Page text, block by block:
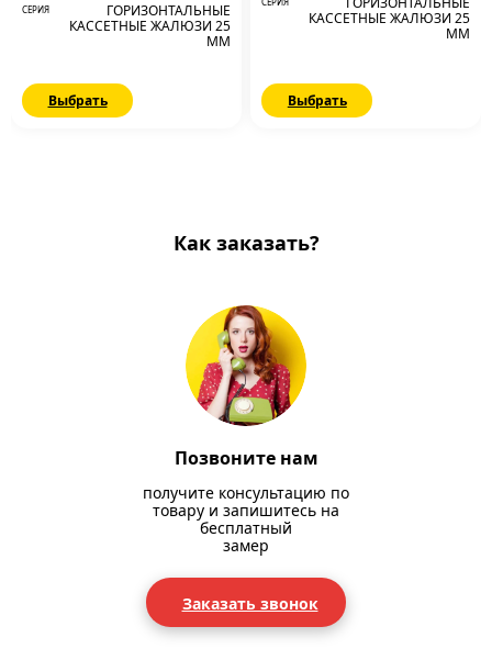
СЕРИЯ
ГОРИЗОНТАЛЬНЫЕ
КАССЕТНЫЕ ЖАЛЮЗИ 25
ММ
Выбрать
КАССЕТНЫЕ ЖАЛЮЗИ 25
ММ
Выбрать
Как заказать?
Позвоните нам
получите консультацию по
товару и запишитесь на
бесплатный
замер
Заказать звонок